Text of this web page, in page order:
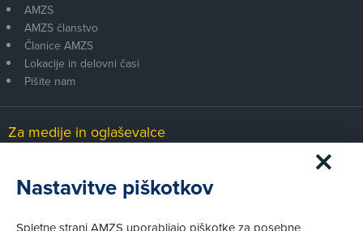
AMZS
AMZS članstvo
Članice AMZS
Lokacije in delovni časi
Pišite nam
Za medije in oglaševalce
Nastavitve piškotkov
Spletne strani AMZS uporabljajo piškotke za posebne